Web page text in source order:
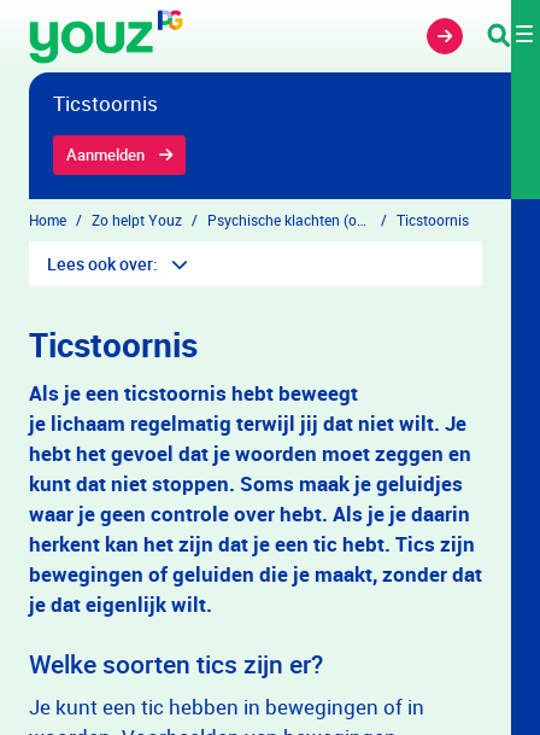
Overslaan en naar hoofdinhoud gaan
Ticstoornis
Aanmelden
Home Zo helpt Youz Ticstoornis
Lees ook over:
Ticstoornis
Als je een ticstoornis hebt beweegt
je lichaam regelmatig terwijl jij dat niet wilt. Je
hebt het gevoel dat je woorden moet zeggen en
kunt dat niet stoppen. Soms maak je geluidjes
waar je geen controle over hebt. Als je je daarin
herkent kan het zijn dat je een tic hebt. Tics zijn
bewegingen of geluiden die je maakt, zonder dat
je dat eigenlijk wilt.
Welke soorten tics zijn er?
Je kunt een tic hebben in bewegingen of in